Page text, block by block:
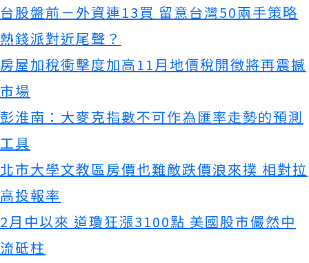
台股盤前－外資連13買 留意台灣50兩手策略
熱錢派對近尾聲？
房屋加稅衝擊度加高11月地價稅開徵將再震撼
市場
彭淮南：大麥克指數不可作為匯率走勢的預測
工具
北市大學文教區房價也難敵跌價浪來撲 相對拉
高投報率
2月中以來 道瓊狂漲3100點 美國股市儼然中
流砥柱